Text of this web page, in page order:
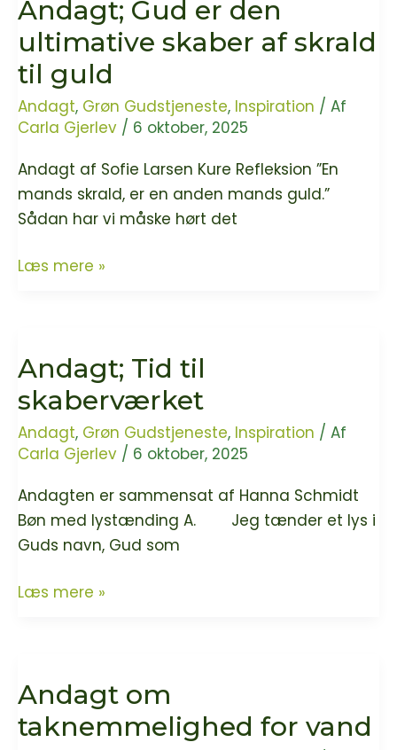
Andagt; Gud er den
ultimative skaber af skrald
til guld
Andagt, Grøn Gudstjeneste, Inspiration / Af
Carla Gjerlev / 6 oktober, 2025
Andagt af Sofie Larsen Kure Refleksion ”En
mands skrald, er en anden mands guld.”
Sådan har vi måske hørt det
Andagt;
ultimative
skaber
af
skrald
til
guld
Læs mere »
Andagt; Tid til
skaberværket
Andagt, Grøn Gudstjeneste, Inspiration / Af
Carla Gjerlev / 6 oktober, 2025
Andagten er sammensat af Hanna Schmidt
Bøn med lystænding A. Jeg tænder et lys i
Guds navn, Gud som
Andagt;
Læs mere »
Andagt om
taknemmelighed for vand